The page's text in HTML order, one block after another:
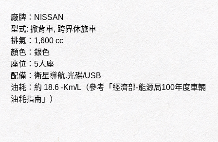
廠牌：NISSAN
型式: 掀背車, 跨界休旅車
排氣：1,600 cc
顏色：銀色
座位：5人座
配備：衛星導航.光碟/USB
油耗：約 18.6 -Km/L（參考「經濟部-能源局100年度車輛
油耗指南」）